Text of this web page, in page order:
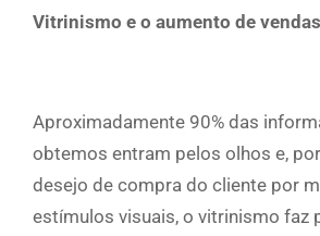
Vitrinismo e o aumento de vendas
Aproximadamente 90% das
obtemos entram pelos olhos e,
desejo de compra do cliente por
estímulos visuais, o vitrinismo faz